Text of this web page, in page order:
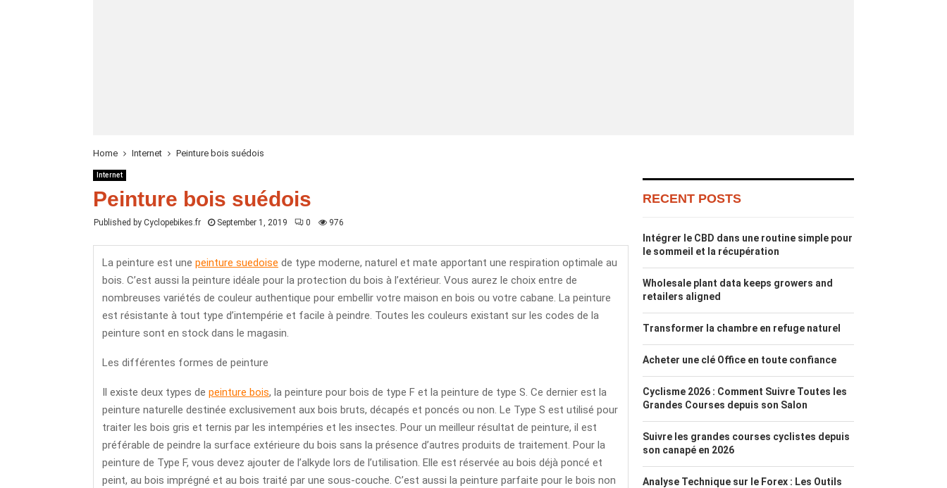
Home Internet Peinture bois suédois
Internet
Peinture bois suédois
Published by Cyclopebikes.fr September 1, 2019 0 976
La peinture est une peinture suedoise de type moderne, naturel et mate apportant une respiration optimale au
bois. C’est aussi la peinture idéale pour la protection du bois à l’extérieur. Vous aurez le choix entre de
nombreuses variétés de couleur authentique pour embellir votre maison en bois ou votre cabane. La peinture
est résistante à tout type d’intempérie et facile à peindre. Toutes les couleurs existant sur les codes de la
peinture sont en stock dans le magasin.
Les différentes formes de peinture
Il existe deux types de peinture bois, la peinture pour bois de type F et la peinture de type S. Ce dernier est la
peinture naturelle destinée exclusivement aux bois bruts, décapés et poncés ou non. Le Type S est utilisé pour
traiter les bois gris et ternis par les intempéries et les insectes. Pour un meilleur résultat de peinture, il est
préférable de peindre la surface extérieure du bois sans la présence d’autres produits de traitement. Pour la
peinture de Type F, vous devez ajouter de l’alkyde lors de l’utilisation. Elle est réservée au bois déjà poncé et
peint, au bois imprégné et au bois traité par une sous-couche. C’est aussi la peinture parfaite pour le bois non
RECENT POSTS
Intégrer le CBD dans une routine simple pour
le sommeil et la récupération
Wholesale plant data keeps growers and
retailers aligned
Transformer la chambre en refuge naturel
Acheter une clé Office en toute confiance
Cyclisme 2026 : Comment Suivre Toutes les
Grandes Courses depuis son Salon
Suivre les grandes courses cyclistes depuis
son canapé en 2026
Analyse Technique sur le Forex : Les Outils